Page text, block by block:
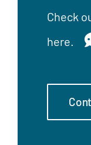
Check
here.